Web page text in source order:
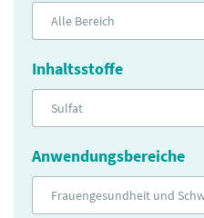
Alle Bereich
Inhaltsstoffe
Sulfat
Anwendungsbereiche
Frauengesundheit und